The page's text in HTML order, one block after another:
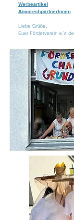
Werbeartikel
AnsprechpartnerInnen
Liebe Grüße,
Euer Förderverein e.V.